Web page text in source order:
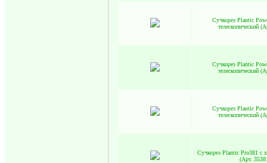
Сучкорез Plantic
телескопический
Сучкорез Plantic
телескопический
Сучкорез Plantic
телескопический
Сучкорез Plantic Pro381 с
(Арт.